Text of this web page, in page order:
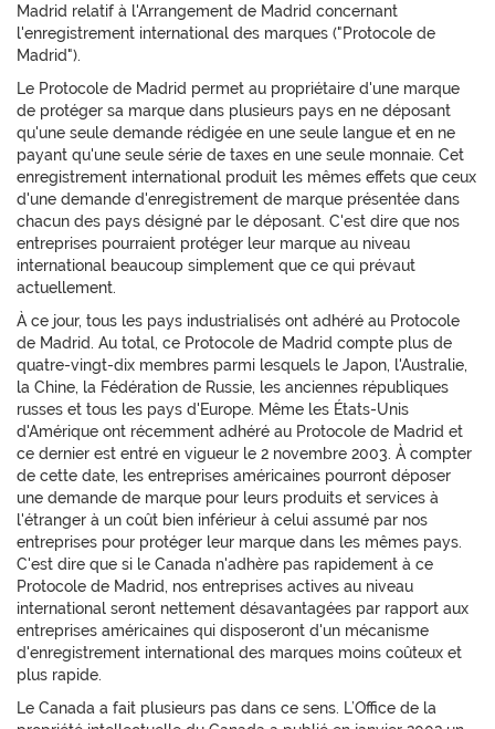
Madrid relatif à l'Arrangement de Madrid concernant
l'enregistrement international des marques ("Protocole de
Madrid").
Le Protocole de Madrid permet au propriétaire d'une marque
de protéger sa marque dans plusieurs pays en ne déposant
qu'une seule demande rédigée en une seule langue et en ne
payant qu'une seule série de taxes en une seule monnaie. Cet
enregistrement international produit les mêmes effets que ceux
d'une demande d'enregistrement de marque présentée dans
chacun des pays désigné par le déposant. C'est dire que nos
entreprises pourraient protéger leur marque au niveau
international beaucoup simplement que ce qui prévaut
actuellement.
À ce jour, tous les pays industrialisés ont adhéré au Protocole
de Madrid. Au total, ce Protocole de Madrid compte plus de
quatre-vingt-dix membres parmi lesquels le Japon, l'Australie,
la Chine, la Fédération de Russie, les anciennes républiques
russes et tous les pays d'Europe. Même les États-Unis
d'Amérique ont récemment adhéré au Protocole de Madrid et
ce dernier est entré en vigueur le 2 novembre 2003. À compter
de cette date, les entreprises américaines pourront déposer
une demande de marque pour leurs produits et services à
l'étranger à un coût bien inférieur à celui assumé par nos
entreprises pour protéger leur marque dans les mêmes pays.
C'est dire que si le Canada n'adhère pas rapidement à ce
Protocole de Madrid, nos entreprises actives au niveau
international seront nettement désavantagées par rapport aux
entreprises américaines qui disposeront d'un mécanisme
d'enregistrement international des marques moins coûteux et
plus rapide.
Le Canada a fait plusieurs pas dans ce sens. L’Office de la